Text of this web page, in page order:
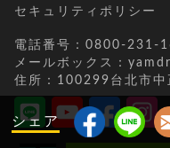
シェア
セキュリティポリシー
電話番号：0800-231-
メールボックス：
住所：100299台北市中